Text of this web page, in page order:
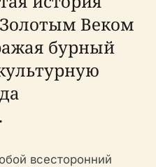
Золотым Веком
бурный
всесторонний